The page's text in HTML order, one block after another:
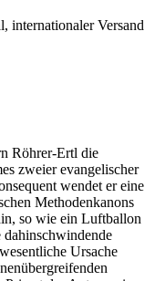
internationaler Versand
Röhrer-Ertl die
zweier evangelischer
wendet er eine
Methodenkanons
so wie ein Luftballon
Ursache